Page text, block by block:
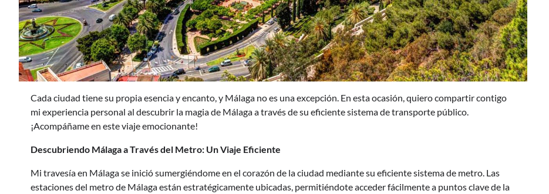
Cada ciudad tiene su propia esencia y encanto, y Málaga no es una excepción. En esta ocasión, quiero compartir contigo
mi experiencia personal al descubrir la magia de Málaga a través de su eficiente sistema de transporte público.
¡Acompáñame en este viaje emocionante!
Descubriendo Málaga a Través del Metro: Un Viaje Eficiente
Mi travesía en Málaga se inició sumergiéndome en el corazón de la ciudad mediante su eficiente sistema de metro. Las
estaciones del metro de Málaga están estratégicamente ubicadas, permitiéndote acceder fácilmente a puntos clave de la